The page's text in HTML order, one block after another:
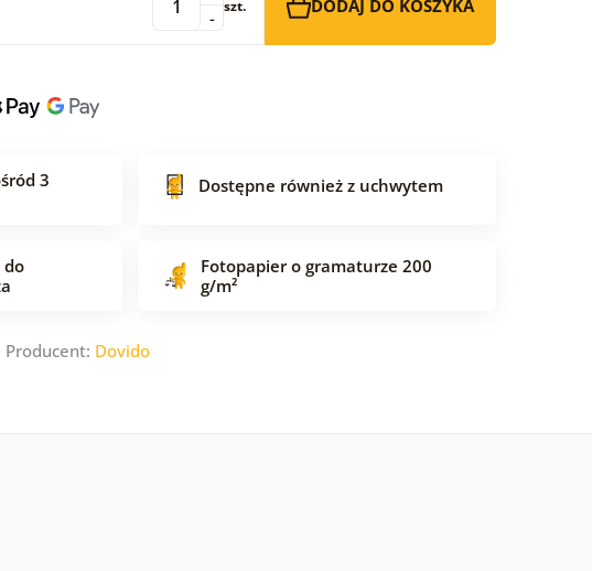
-
szt. DODAJ DO KOSZYKA
3
Dostępne również z uchwytem
do
Fotopapier o gramaturze 200
g/m²
Dovido